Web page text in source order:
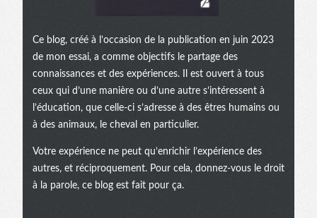
Ce blog, créé à l’occasion de la publication en juin 2023
de mon essai, a comme objectifs le partage des
connaissances et des expériences. Il est ouvert à tous
ceux qui d’une manière ou d’une autre s’intéressent à
l’éducation, que celle-ci s’adresse à des êtres humains ou
à des animaux, le cheval en particulier.
Votre expérience ne peut qu’enrichir l’expérience des
autres, et réciproquement. Pour cela, donnez-vous le droit
à la parole, ce blog est fait pour ça.